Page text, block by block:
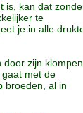
is, kan dat
te
je in alle
zijn klompen.
met de
broeden, al in